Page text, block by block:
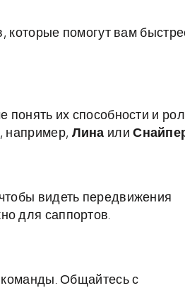
которые помогут вам
понять их способности и
например, Лина или
видеть передвижения
для саппортов.
команды. Общайтесь с